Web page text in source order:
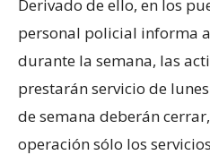
Derivado de ello, en los
personal policial informa
durante la semana, las
prestarán servicio de
de semana deberán
operación sólo los